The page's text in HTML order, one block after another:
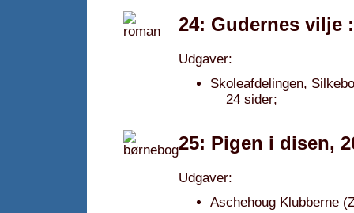
24: Gudernes vilje
Udgaver:
Skoleafdelingen,
24 sider;
25: Pigen i disen,
Udgaver:
Aschehoug Klubberne